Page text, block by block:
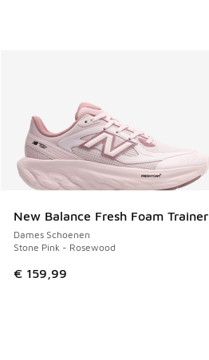
New Balance Fresh Foam Trainer
Dames Schoenen
Stone Pink - Rosewood
€ 159,99